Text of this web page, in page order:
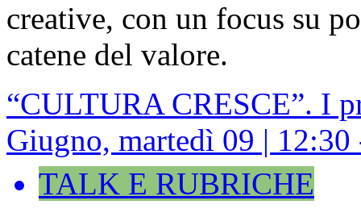
creative, con un focus su
catene del valore.
“CULTURA CRESCE”. I
Giugno, martedì 09 |
TALK E RUBRICHE